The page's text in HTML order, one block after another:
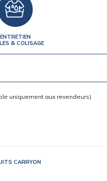
ENTRETIEN
& COLISAGE
uniquement aux revendeurs)
CARRYON